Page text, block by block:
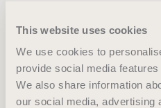
This website uses cookies
We use cookies to
provide social media
We also share information
our social media, advertising